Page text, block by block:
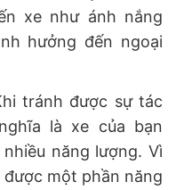
xe như ánh nắng
hưởng đến ngoại
tránh được sự tác
là xe của bạn
năng lượng. Vì
một phần năng